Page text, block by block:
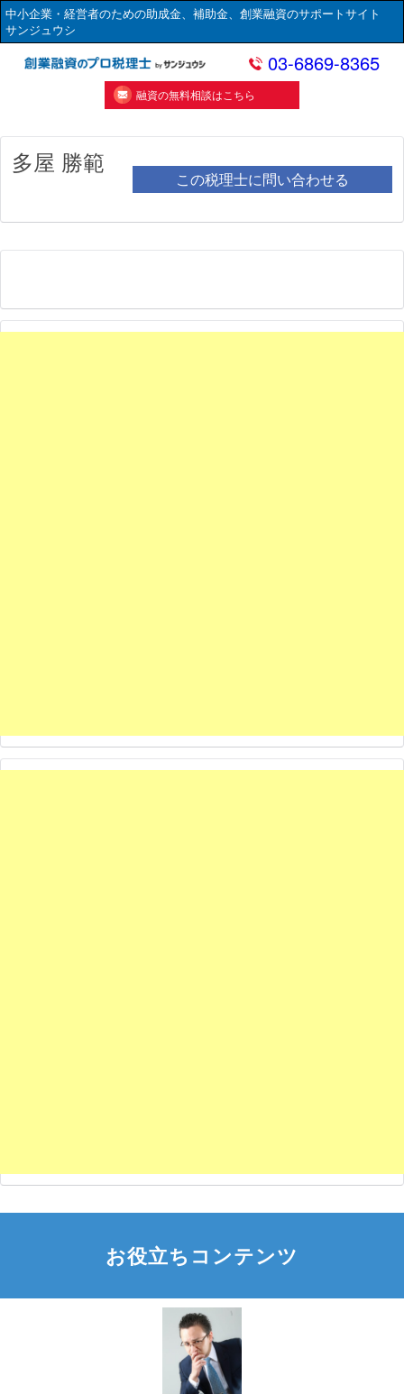
中小企業・経営者のための助成金、補助金、創業融資のサポートサイト
サンジュウシ
03-6869-8365
融資の無料相談はこちら
多屋 勝範
この税理士に問い合わせる
お役立ちコンテンツ